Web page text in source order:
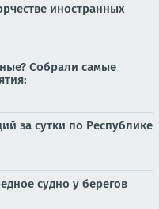
иностранных
Собрали самые
за сутки по Республике
судно у берегов